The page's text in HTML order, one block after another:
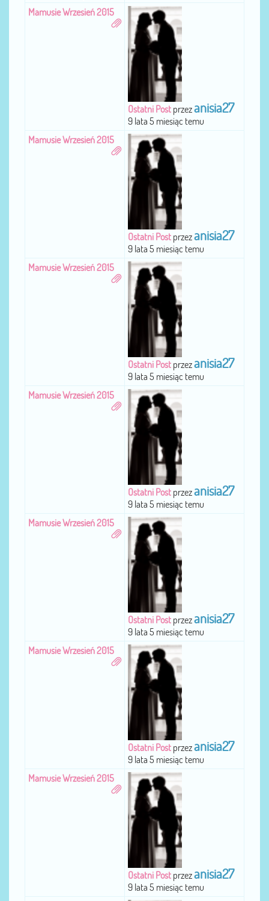
Mamusie Wrzesień 2015
Ostatni Post przezanisia27
9 lata 5 miesiąc temu
Mamusie Wrzesień 2015
Ostatni Post przezanisia27
9 lata 5 miesiąc temu
Mamusie Wrzesień 2015
Ostatni Post przezanisia27
9 lata 5 miesiąc temu
Mamusie Wrzesień 2015
Ostatni Post przezanisia27
9 lata 5 miesiąc temu
Mamusie Wrzesień 2015
Ostatni Post przezanisia27
9 lata 5 miesiąc temu
Mamusie Wrzesień 2015
Ostatni Post przezanisia27
9 lata 5 miesiąc temu
Mamusie Wrzesień 2015
Ostatni Post przezanisia27
9 lata 5 miesiąc temu